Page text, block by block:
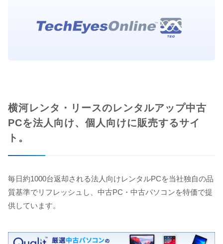
横河レンタ・リースのレンタルアップ中古
PCを法人向け、個人向けに販売するサイ
ト。
毎日約1000台返却される法人向けレンタルPCを当社独自の品
質基準でリフレッシュし、中古PC・中古パソコンを特価で提
供しています。